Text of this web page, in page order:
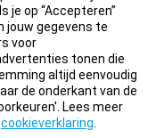
je op “Accepteren”
jouw gegevens te
voor
tonen die
altijd eenvoudig
de onderkant van de
Lees meer
cookieverklaring